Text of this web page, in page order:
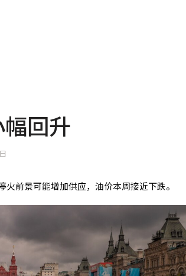
回升
前景可能增加供应，油价本周接近下跌。